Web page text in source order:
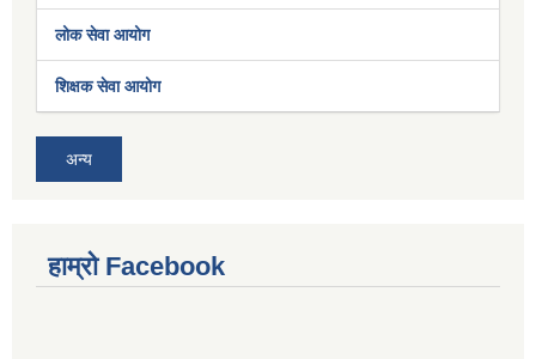
लोक सेवा आयोग
शिक्षक सेवा आयोग
अन्य
हाम्रो Facebook